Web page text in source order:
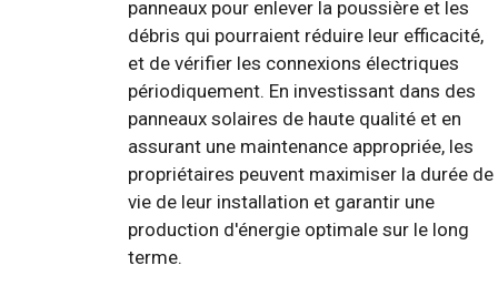
panneaux pour enlever la poussière et les
débris qui pourraient réduire leur efficacité,
et de vérifier les connexions électriques
périodiquement. En investissant dans des
panneaux solaires de haute qualité et en
assurant une maintenance appropriée, les
propriétaires peuvent maximiser la durée de
vie de leur installation et garantir une
production d'énergie optimale sur le long
terme.